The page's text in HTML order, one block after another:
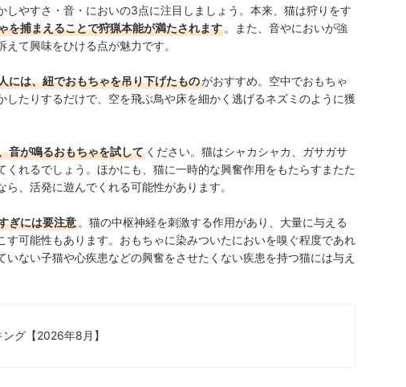
しやすさ・音・においの3点に注目しましょう。本来、猫は狩りをす
を捕まえることで狩猟本能が満たされます 。また、音やにおいが強
て興味をひける点が魅力です。
には、紐でおもちゃを吊り下げたものがおすすめ。空中でおもちゃ
したりするだけで、空を飛ぶ鳥や床を細かく逃げるネズミのように獲
音が鳴るおもちゃを試して ください。猫はシャカシャカ、ガサガサ
くれるでしょう。ほかにも、猫に一時的な興奮作用をもたらすまたた
、活発に遊んでくれる可能性があります。
ぎには要注意 。猫の中枢神経を刺激する作用があり、大量に与える
す可能性もあります。おもちゃに染みついたにおいを嗅ぐ程度であれ
ない子猫や心疾患などの興奮をさせたくない疾患を持つ猫には与え
グ【2026年8月】